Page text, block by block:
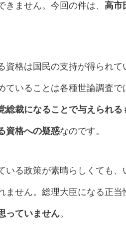
きません。今回の件は、 高市
資格は国民の支持が得られ
ていることは各種世論調査で
総裁になることで与えられる
資格への疑惑なのです。
いる政策が素晴らしくても
ません。総理大臣になる正
っていません。